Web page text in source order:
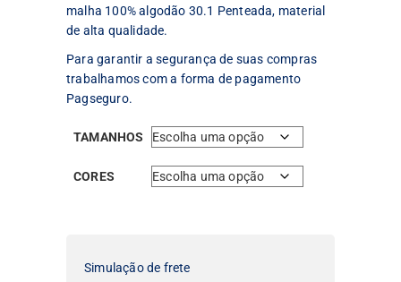
malha 100% algodão 30.1 Penteada, material
de alta qualidade.
Para garantir a segurança de suas compras
trabalhamos com a forma de pagamento
Pagseguro.
TAMANHOS
CORES
Simulação de frete